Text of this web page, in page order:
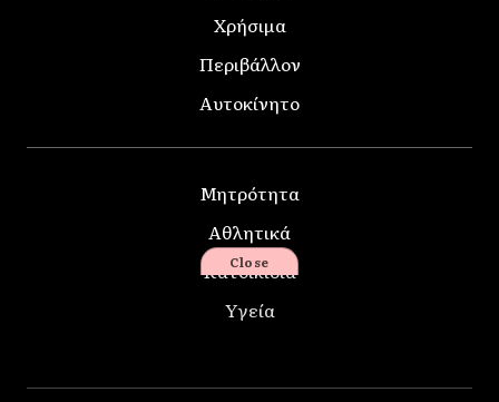
Χρήσιμα
Περιβάλλον
Αυτοκίνητο
Μητρότητα
Αθλητικά
Κατοικίδια
Υγεία
Close